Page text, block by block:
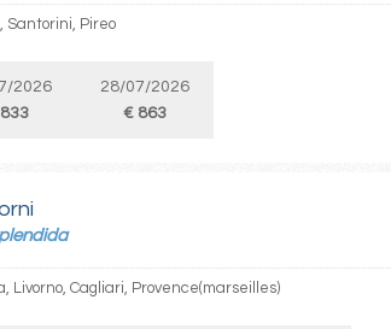
Santorini, Pireo
2026
28/07/2026
€ 863
Livorno, Cagliari, Provence(marseilles)